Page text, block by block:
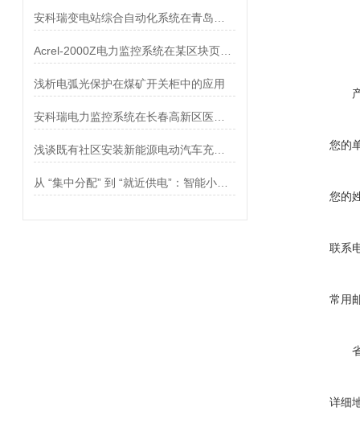
浅析电弧光保护在煤矿开关柜中的应用
您的
您的
联系
常用
详细